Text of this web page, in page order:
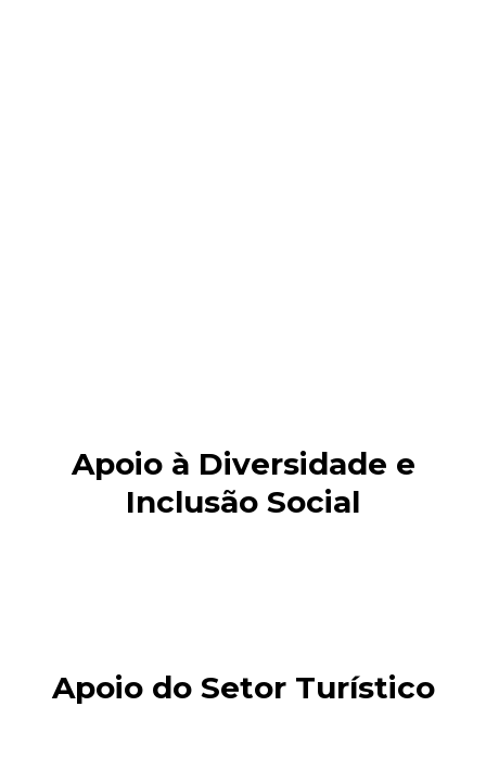
Apoio à Diversidade e
Inclusão Social
Apoio do Setor Turístico